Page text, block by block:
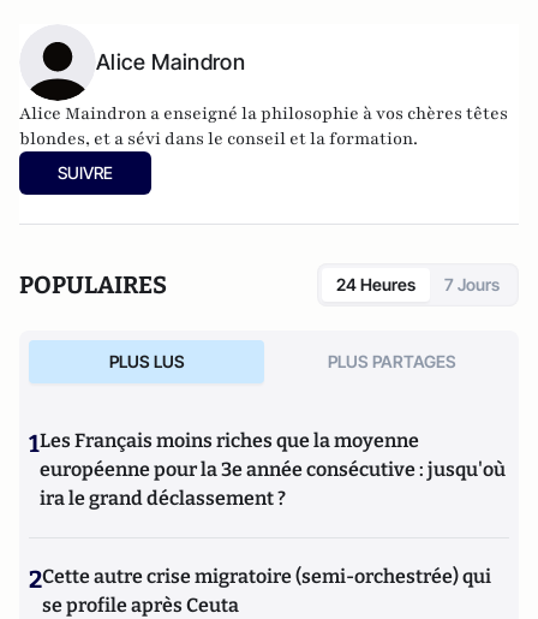
Alice Maindron
Alice Maindron a enseigné la philosophie à vos chères têtes
blondes, et a sévi dans le conseil et la formation.
SUIVRE
POPULAIRES 24 Heures 7 Jours
PLUS LUS PLUS PARTAGES
1Les Français moins riches que la moyenne
européenne pour la 3e année consécutive : jusqu'où
ira le grand déclassement ?
2Cette autre crise migratoire (semi-orchestrée) qui
se profile après Ceuta